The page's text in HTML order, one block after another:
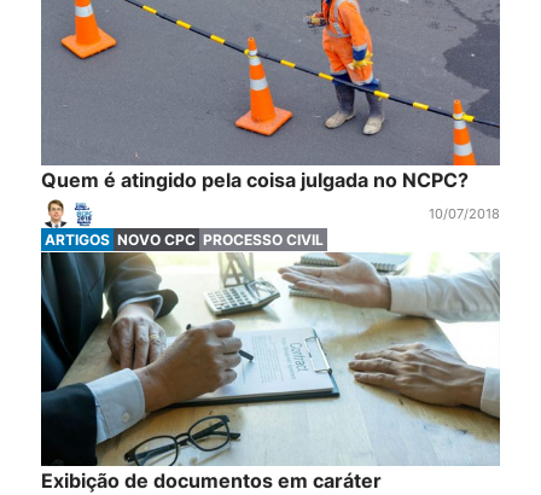
Quem é atingido pela coisa julgada no NCPC?
10/07/2018
ARTIGOS NOVO CPC PROCESSO CIVIL
Exibição de documentos em caráter